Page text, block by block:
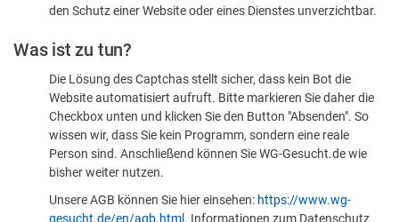
sind
den Schutz einer Website oder eines Dienstes unverzichtbar.
Was ist zu tun?
Die Lösung des Captchas stellt sicher, dass kein Bot die
Website automatisiert aufruft. Bitte markieren Sie daher die
Checkbox unten und klicken Sie den Button "Absenden". So
wissen wir, dass Sie kein Programm, sondern eine reale
Person sind. Anschließend können Sie WG-Gesucht.de wie
bisher weiter nutzen.
Unsere AGB können Sie hier einsehen: https://www.wg-
gesucht.de/en/agb.html . Informationen zum Datenschutz